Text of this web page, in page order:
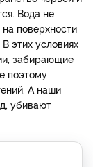
Вода не
поверхности
этих условиях
забирающие
поэтому
А наши
убивают